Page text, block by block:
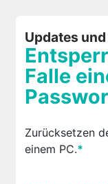
Updates
Falle
Zurücksetzen
einem PC.*